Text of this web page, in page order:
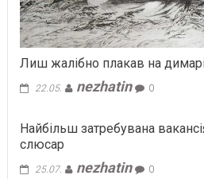
Лиш жалібно плакав на
22.05. nezhatin 0
Найбільш затребувана
слюсар
25.07. nezhatin 0